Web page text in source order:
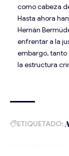
como cabeza
Hasta ahora
Hernán
enfrentar a la
embargo, tanto
la estructura
ETIQUETADO: